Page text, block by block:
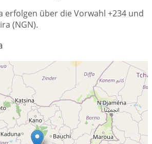
erfolgen über die Vorwahl +234 und
(NGN).